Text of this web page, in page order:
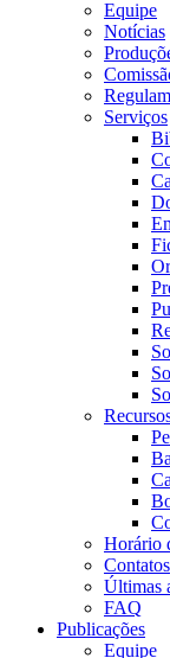
Equipe
Notícias
Serviços
Horário
Contatos
Últimas
FAQ
Publicações
Equipe